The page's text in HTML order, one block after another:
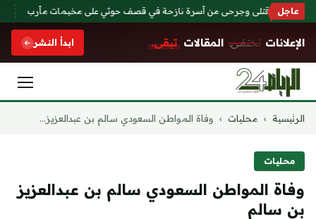
عاجلاليمن: 6 قتلى وجرحى من أسرة نازحة في قصف حوثي على مخيمات مأرب
الإعلانات تختفي. المقالات تبقى. ابدأ النشر
التجاوز
الرئيسية › محليات › وفاة المواطن السعودي سالم بن عبدالعزيز...
محليات
وفاة المواطن السعودي سالم بن عبدالعزيز
بن سالم